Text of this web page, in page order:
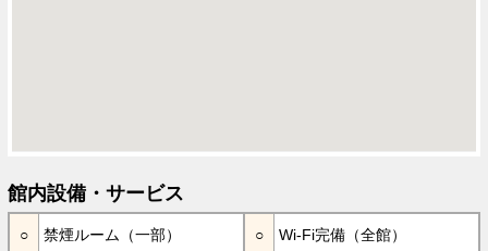
館内設備・サービス
禁煙ルーム（一部） Wi-Fi完備（全館）